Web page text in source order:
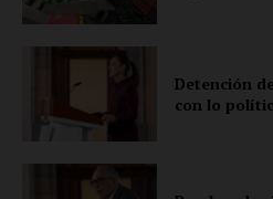
Detención
con lo